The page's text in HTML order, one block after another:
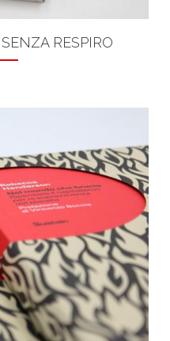
RESPIRO